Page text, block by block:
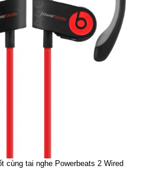
cùng tai nghe Powerbeats 2 Wired